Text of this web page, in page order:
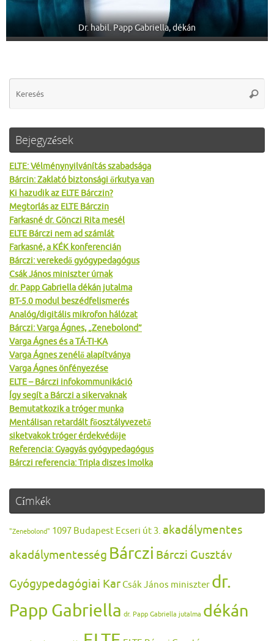
Dr. habil. Papp Gabriella, dékán
Bejegyzések
ELTE: Vélménynyilvánítás szabadsága
Bárcin: Zaklató biztonsági őrkutya van
Ki hazudik az ELTE Bárczin?
Megtorlás az ELTE Bárczin
Farkasné dr. Gönczi Rita mesél
ELTE Bárczi nem ad számlát
Farkasné, a KÉK konferencián
Bárczi: verekedő gyógypedagógus
Csák János miniszter úrnak
dr. Papp Gabriella dékán jutalma
BT-5.0 modul beszédfelismerés
Analóg/digitális mikrofon hálózat
Bárczi: Varga Ágnes, „Zenebolond”
Varga Ágnes és a TÁ-TI-KA
Varga Ágnes zenélő alapítványa
Varga Ágnes önfényezése
ELTE – Bárczi infokommunikáció
Így segít a Bárczi a sikervaknak
Bemutatkozik a tróger munka
Mentálisan retardált főosztályvezető
siketvakok tróger érdekvédője
Referencia: Gyagyás gyógypedagógus
Bárczi referencia: Tripla diszes Imolka
Címkék
"Zenebolond" 1097 Budapest Ecseri út 3. akadálymentes
akadálymentesség Bárczi Bárczi Gusztáv
Gyógypedagógiai KarCsák János miniszter dr.
Papp Gabriella dr. Papp Gabriella jutalma dékán